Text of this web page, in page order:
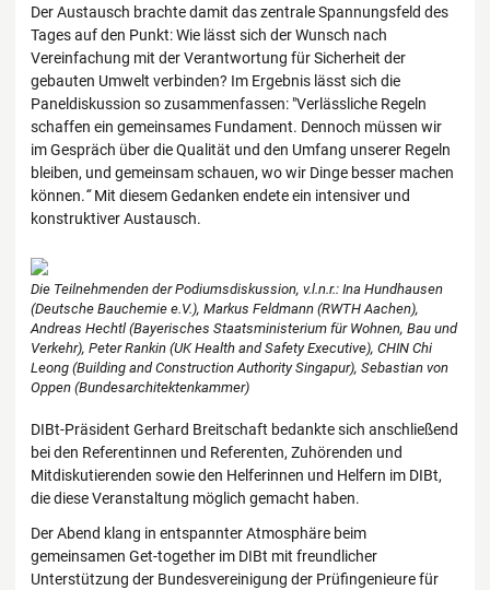
Der Austausch brachte damit das zentrale Spannungsfeld des
Tages auf den Punkt: Wie lässt sich der Wunsch nach
Vereinfachung mit der Verantwortung für Sicherheit der
gebauten Umwelt verbinden? Im Ergebnis lässt sich die
Paneldiskussion so zusammenfassen: "Verlässliche Regeln
schaffen ein gemeinsames Fundament. Dennoch müssen wir
im Gespräch über die Qualität und den Umfang unserer Regeln
bleiben, und gemeinsam schauen, wo wir Dinge besser machen
können.“Mit diesem Gedanken endete ein intensiver und
konstruktiver Austausch.
Die Teilnehmenden der Podiumsdiskussion, v.l.n.r.: Ina Hundhausen
(Deutsche Bauchemie e.V.), Markus Feldmann (RWTH Aachen),
Andreas Hechtl (Bayerisches Staatsministerium für Wohnen, Bau und
Verkehr), Peter Rankin (UK Health and Safety Executive), CHIN Chi
Leong (Building and Construction Authority Singapur), Sebastian von
Oppen (Bundesarchitektenkammer)
DIBt-Präsident Gerhard Breitschaft bedankte sich anschließend
bei den Referentinnen und Referenten, Zuhörenden und
Mitdiskutierenden sowie den Helferinnen und Helfern im DIBt,
die diese Veranstaltung möglich gemacht haben.
Der Abend klang in entspannter Atmosphäre beim
gemeinsamen Get-together im DIBt mit freundlicher
Unterstützung der Bundesvereinigung der Prüfingenieure für